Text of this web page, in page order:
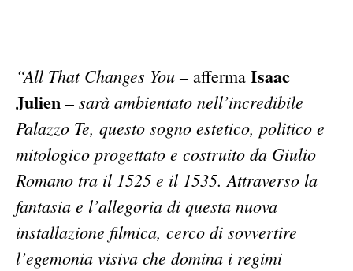
“All That Changes You – afferma Isaac
Julien – sarà ambientato nell’incredibile
Palazzo Te, questo sogno estetico, politico e
mitologico progettato e costruito da Giulio
Romano tra il 1525 e il 1535. Attraverso la
fantasia e l’allegoria di questa nuova
installazione filmica, cerco di sovvertire
l’egemonia visiva che domina i regimi